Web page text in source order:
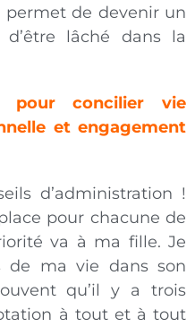
de devenir un
lâché dans la
pour concilier vie
et engagement
d’administration !
pour chacune de
va à ma fille. Je
de ma vie dans son
qu’il y a trois
à tout et à tout